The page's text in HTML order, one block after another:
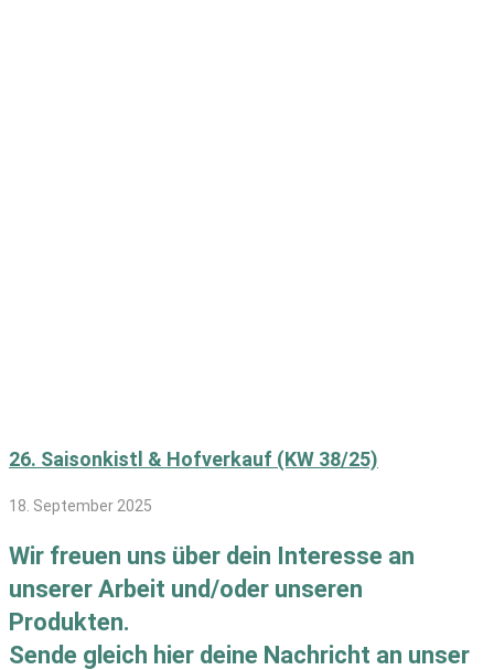
26. Saisonkistl & Hofverkauf (KW 38/25)
18. September 2025
Wir freuen uns über dein Interesse an
unserer Arbeit und/oder unseren
Produkten.
Sende gleich hier deine Nachricht an unser